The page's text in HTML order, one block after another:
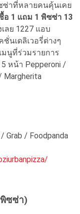
าที่หลายคนคุ้นเคย
อ 1 แถม 1 พิซซ่า 13
ลย 1227 แอบ
นเดลิเวอรี่ต่างๆ
มนูที่ร่วมรายการ
หน้า Pepperoni /
Margherita
Grab / Foodpanda
ซซ่า)